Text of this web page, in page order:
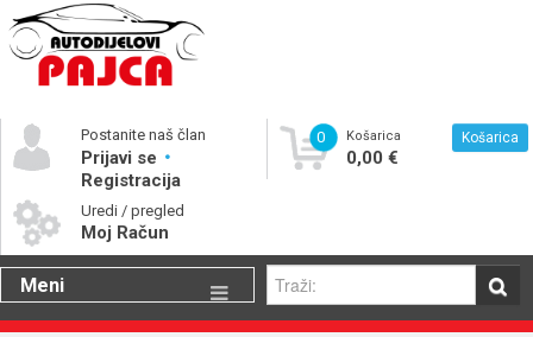
Postanite naš član
Prijavi se
Registracija
Uredi / pregled
Moj Račun
0 Košarica
0,00 €
Košarica
Meni
Gume